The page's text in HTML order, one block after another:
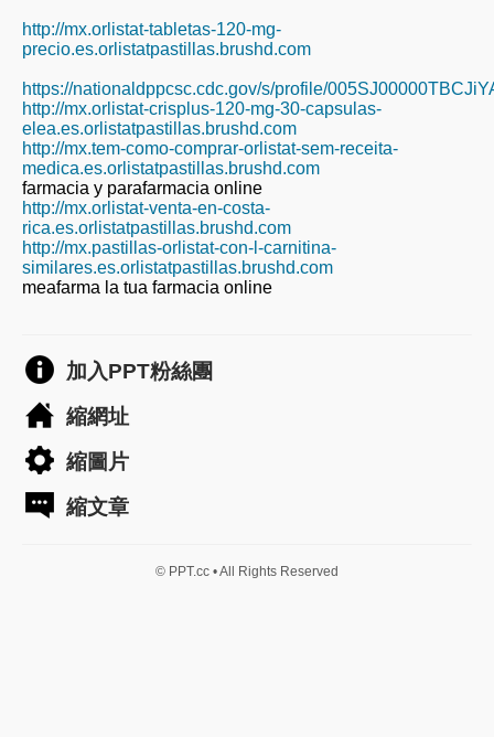
http://mx.orlistat-tabletas-120-mg-
precio.es.orlistatpastillas.brushd.com
https://nationaldppcsc.cdc.gov/s/profile/
http://mx.orlistat-crisplus-120-mg-30-capsulas-
elea.es.orlistatpastillas.brushd.com
http://mx.tem-como-comprar-orlistat-sem-receita-
medica.es.orlistatpastillas.brushd.com
farmacia y parafarmacia online
http://mx.orlistat-venta-en-costa-
rica.es.orlistatpastillas.brushd.com
http://mx.pastillas-orlistat-con-l-carnitina-
similares.es.orlistatpastillas.brushd.com
meafarma la tua farmacia online
加入PPT粉絲團
縮網址
縮圖片
縮文章
© PPT.cc • All Rights Reserved